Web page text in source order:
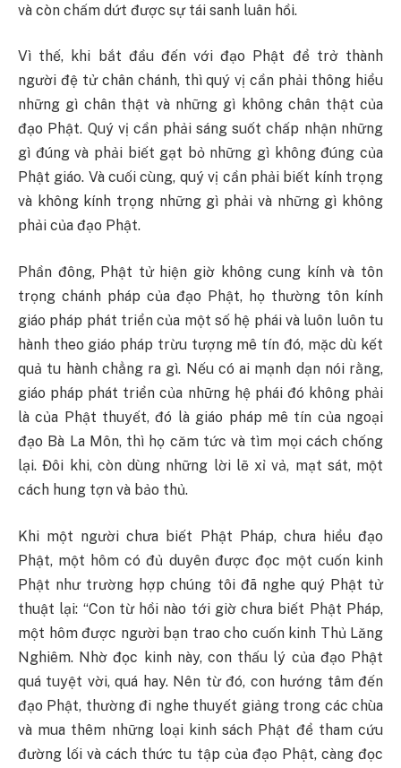
và còn chấm dứt được sự tái sanh luân hồi.
Vì thế, khi bắt đầu đến với đạo Phật để trở thành
người đệ tử chân chánh, thì quý vị cần phải thông hiểu
những gì chân thật và những gì không chân thật của
đạo Phật. Quý vị cần phải sáng suốt chấp nhận những
gì đúng và phải biết gạt bỏ những gì không đúng của
Phật giáo. Và cuối cùng, quý vị cần phải biết kính trọng
và không kính trọng những gì phải và những gì không
phải của đạo Phật.
Phần đông, Phật tử hiện giờ không cung kính và tôn
trọng chánh pháp của đạo Phật, họ thường tôn kính
giáo pháp phát triển của một số hệ phái và luôn luôn tu
hành theo giáo pháp trừu tượng mê tín đó, mặc dù kết
quả tu hành chẳng ra gì. Nếu có ai mạnh dạn nói rằng,
giáo pháp phát triển của những hệ phái đó không phải
là của Phật thuyết, đó là giáo pháp mê tín của ngoại
đạo Bà La Môn, thì họ căm tức và tìm mọi cách chống
lại. Đôi khi, còn dùng những lời lẽ xỉ vả, mạt sát, một
cách hung tợn và bảo thủ.
Khi một người chưa biết Phật Pháp, chưa hiểu đạo
Phật, một hôm có đủ duyên được đọc một cuốn kinh
Phật như trường hợp chúng tôi đã nghe quý Phật tử
thuật lại: “Con từ hồi nào tới giờ chưa biết Phật Pháp,
một hôm được người bạn trao cho cuốn kinh Thủ Lăng
Nghiêm. Nhờ đọc kinh này, con thấu lý của đạo Phật
quá tuyệt vời, quá hay. Nên từ đó, con hướng tâm đến
đạo Phật, thường đi nghe thuyết giảng trong các chùa
và mua thêm những loại kinh sách Phật để tham cứu
đường lối và cách thức tu tập của đạo Phật, càng đọc